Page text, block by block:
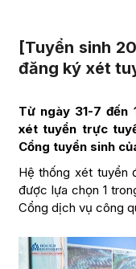
[Tuyển sinh
đăng ký xét
Từ ngày 31-7 đến
xét tuyển trực
Cổng tuyển sinh
Hệ thống xét tuyển
được lựa chọn 1
Cổng dịch vụ công